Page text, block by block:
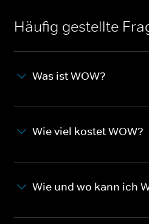
Häufig gestellte
Was ist WOW?
Wie viel kostet WOW?
Wie und wo kann ich